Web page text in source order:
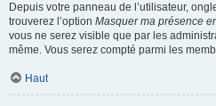
Depuis votre panneau de l’utilisateur,
trouverez l’option Masquer ma présence
vous ne serez visible que par les
même. Vous serez compté parmi les
Haut